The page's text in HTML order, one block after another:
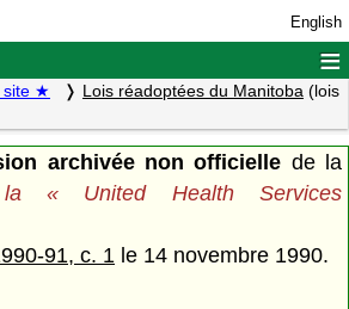
English
≡
site ★ Lois réadoptées du Manitoba (lois
archivée non officielle de la
« United Health Services
91, c. 1 le 14 novembre 1990.